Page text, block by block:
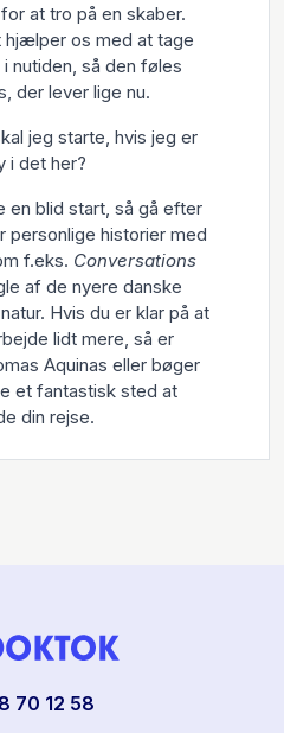
at tro på en skaber.
hjælper os med at tage
nutiden, så den føles
der lever lige nu.
jeg starte, hvis jeg er
i det her?
en blid start, så gå efter
personlige historier med
f.eks. Conversations
af de nyere danske
Hvis du er klar på at
lidt mere, så er
Aquinas eller bøger
et fantastisk sted at
din rejse.
70 12 58